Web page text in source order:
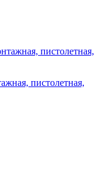
пистолетная,